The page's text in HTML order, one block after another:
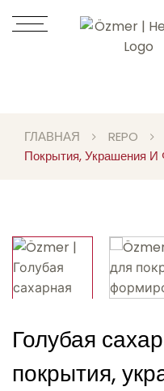
ГЛАВНАЯ REPO
Покрытия, Украшения И
Голубая
покрытия,